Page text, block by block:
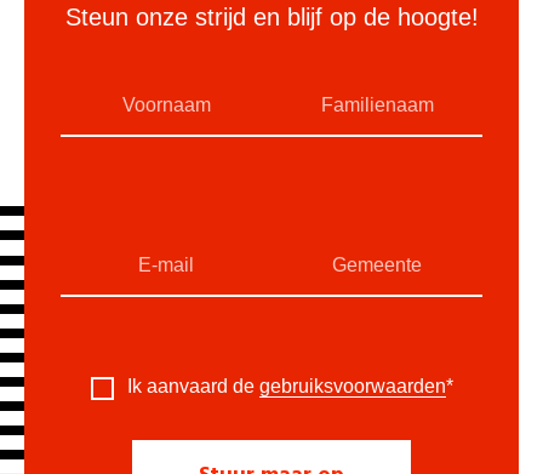
Steun onze strijd en blijf op de hoogte!
Ik aanvaard de gebruiksvoorwaarden*